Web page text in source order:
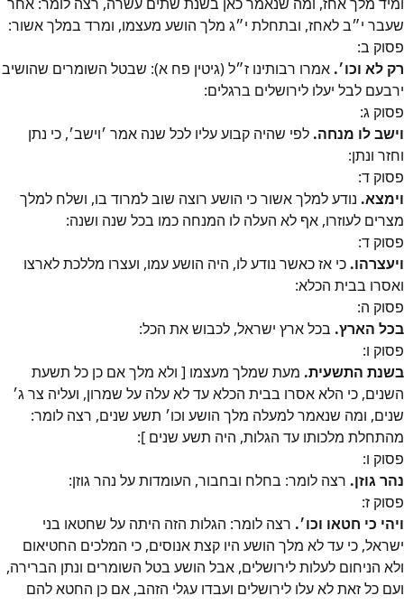
שעבר י״ב לאחז, ובתחלת י״ג מלך הושע מעצמו, ומרד במלך אשור:
פסוק ב:
רק לא וכו׳. אמרו רבותינו ז״ל (גיטין פח א): שבטל השומרים שהושיב
ירבעם לבל יעלו לירושלים ברגלים:
פסוק ג:
וישב לו מנחה. לפי שהיה קבוע עליו לכל שנה אמר ׳וישב׳, כי נתן
וחזר ונתן:
פסוק ד:
וימצא. נודע למלך אשור כי הושע רוצה שוב למרוד בו, ושלח למלך
מצרים לעוזרו, אף לא העלה לו המנחה כמו בכל שנה ושנה:
פסוק ד:
ויעצרהו. כי אז כאשר נודע לו, היה הושע עמו, ועצרו מללכת לארצו
ואסרו בבית הכלא:
פסוק ה:
בכל הארץ. בכל ארץ ישראל, לכבוש את הכל:
פסוק ו:
בשנת התשעית. מעת שמלך מעצמו [ ולא מלך אם כן כל תשעת
השנים, כי הלא אסרו בבית הכלא עד לא עלה על שמרון, ועליה צר ג׳
שנים, ומה שנאמר למעלה מלך הושע וכו׳ תשע שנים, רצה לומר:
מהתחלת מלכותו עד הגלות, היה תשע שנים ]:
פסוק ו:
נהר גוזן. רצה לומר: בחלח ובחבור, העומדות על נהר גוזן:
פסוק ז:
ויהי כי חטאו וכו׳. רצה לומר: הגלות הזה היתה על שחטאו בני
ישראל, כי עד לא מלך הושע היו קצת אנוסים, כי המלכים החטיאום
ולא הניחום לעלות לירושלים, אבל הושע בטל השומרים ונתן הברירה,
ועם כל זאת לא עלו לירושלים ועבדו עגלי הזהב, אם כן החטא להם